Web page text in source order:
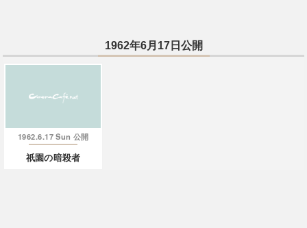
1962年6月17日公開
1962.6.17 Sun 公開
祇園の暗殺者